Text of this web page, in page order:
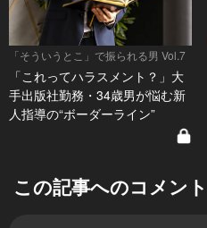
「そういうとこ」で振られる男 Vol.7
「これってハラスメント？」大
手出版社勤務・34歳男が悩む新
人指導の“ボーダーライン”
この記事へのコメント